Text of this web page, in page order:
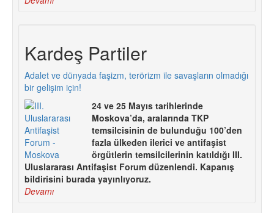
Kardeş Partiler
Adalet ve dünyada faşizm, terörizm ile savaşların olmadığı
bir gelişim için!
24 ve 25 Mayıs tarihlerinde
Moskova’da, aralarında TKP
temsilcisinin de bulunduğu 100’den
fazla ülkeden ilerici ve antifaşist
örgütlerin temsilcilerinin katıldığı III.
Uluslararası Antifaşist Forum düzenlendi. Kapanış
bildirisini burada yayınlıyoruz.
Devamı